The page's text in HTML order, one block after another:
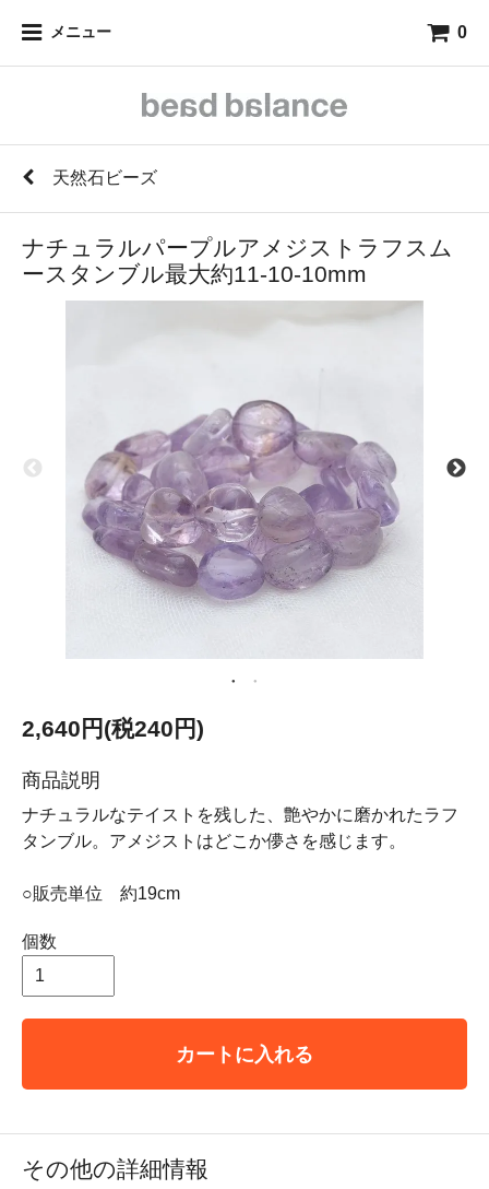
メニュー 0
天然石ビーズ
ナチュラルパープルアメジストラフスム
ースタンブル最大約11-10-10mm
2,640円(税240円)
商品説明
ナチュラルなテイストを残した、艶やかに磨かれたラフ
タンブル。アメジストはどこか儚さを感じます。
○販売単位 約19cm
個数
カートに入れる
その他の詳細情報